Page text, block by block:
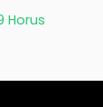
Horus